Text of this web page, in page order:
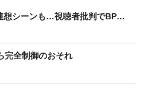
想シーンも…視聴者批判でBPO
イブドアニュース
完全制御のおそれ